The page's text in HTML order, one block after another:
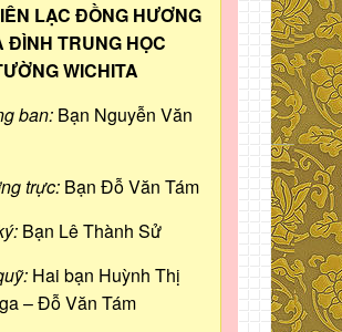
LẠC ĐỒNG HƯƠNG
ĐÌNH TRUNG HỌC
WICHITA
ban: Bạn Nguyễn Văn
trực: Bạn Đỗ Văn Tám
Bạn Lê Thành Sử
Hai bạn Huỳnh Thị
– Đỗ Văn Tám